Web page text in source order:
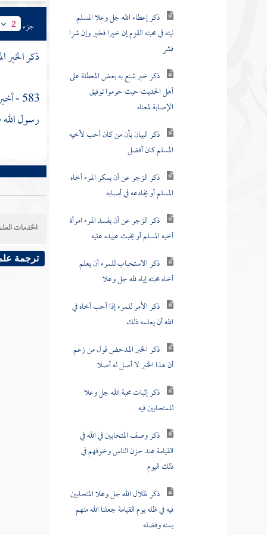
ذكر خبر شنع به بعض المعطلة على
أهل الحديث حيث حرموا توفيق
ذكر البيان بأن من كان أحب لأخيه
المسلم كان أفضل
ذكر الزجر عن أن يمكر المرء أخاه
المسلم أو يخادعه في أسبابه
ذكر الزجر عن أن يفسد المرء امرأة
أخيه المسلم أو يخبث عبيده عليه
ذكر الاستحباب للمرء أن يعلم
أخاه محبته إياه لله جل وعلا
ذكر الأمر للمرء إذا أحب أخاه في
الله أن يعلمه ذلك
ذكر الخبر المدحض قول من زعم
أن هذا الخبر لا أصل له أصلا
ذكر إثبات محبة الله جل وعلا
للمتحابين فيه
ذكر وصف المتحابين في الله في
القيامة عند حزن الناس وخوفهم في
ذكر ظلال الله جل وعلا المتحابين
فيه في ظله يوم القيامة جعلنا الله منهم
بمنه وفضله
ذكر إيجاب محبة الله جل وعلا
للمتجالسين فيه والمتزاورين فيه
جزء 2
ذكر
583 - أخبرنا
رسول
الخدمات
ترجمة